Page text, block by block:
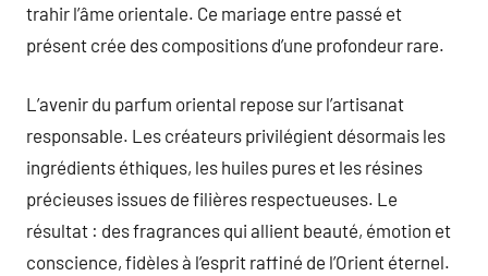
trahir l’âme orientale. Ce mariage entre passé et
présent crée des compositions d’une profondeur rare.
L’avenir du parfum oriental repose sur l’artisanat
responsable. Les créateurs privilégient désormais les
ingrédients éthiques, les huiles pures et les résines
précieuses issues de filières respectueuses. Le
résultat : des fragrances qui allient beauté, émotion et
conscience, fidèles à l’esprit raffiné de l’Orient éternel.